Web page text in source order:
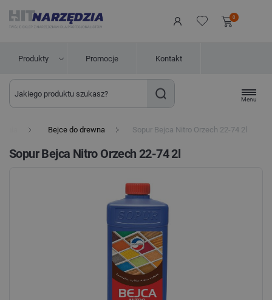
0
Produkty Promocje Kontakt
Menu
Bejce do drewna Sopur Bejca Nitro Orzech 22-74 2l
Sopur Bejca Nitro Orzech 22-74 2l